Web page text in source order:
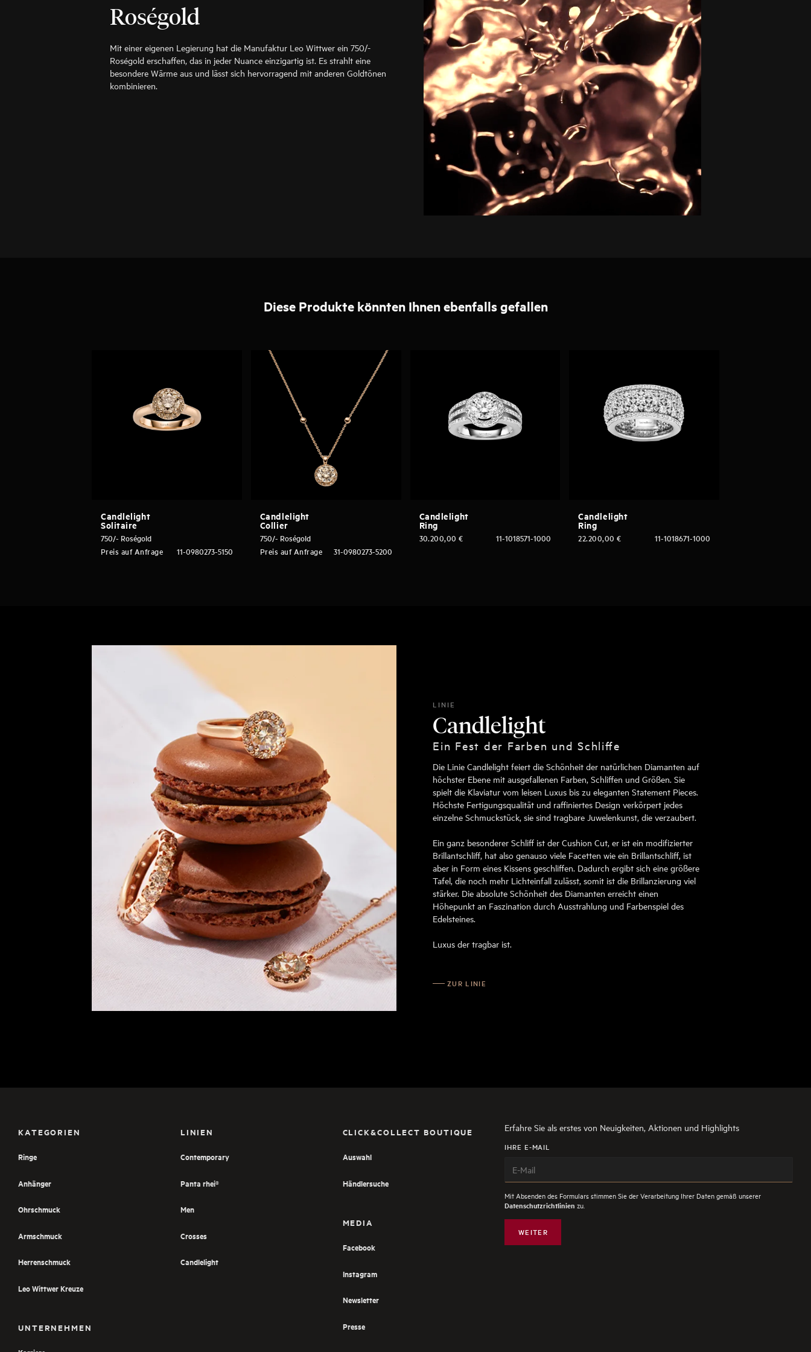
Roségold
Mit einer eigenen Legierung hat die Manufaktur Leo Wittwer ein 750/-
Roségold erschaffen, das in jeder Nuance einzigartig ist. Es strahlt eine
besondere Wärme aus und lässt sich hervorragend mit anderen Goldtönen
kombinieren.
Diese Produkte könnten Ihnen ebenfalls gefallen
Candlelight
Solitaire
750/- Roségold
11-0980273-5150
Preis auf Anfrage
Candlelight
Collier
750/- Roségold
31-0980273-5200
Preis auf Anfrage
Candlelight
Ring
11-1018571-1000
30.200,00€
Candlelight
Ring
11-1018671-1000
22.200,00€
LINIE
Candlelight
Ein Fest der Farben und Schliffe
Die Linie Candlelight feiert die Schönheit der natürlichen Diamanten auf
höchster Ebene mit ausgefallenen Farben, Schliffen und Größen. Sie
spielt die Klaviatur vom leisen Luxus bis zu eleganten Statement Pieces.
Höchste Fertigungsqualität und raffiniertes Design verkörpert jedes
einzelne Schmuckstück, sie sind tragbare Juwelenkunst, die verzaubert.
Ein ganz besonderer Schliff ist der Cushion Cut, er ist ein modifizierter
Brillantschliff, hat also genauso viele Facetten wie ein Brillantschliff, ist
aber in Form eines Kissens geschliffen. Dadurch ergibt sich eine größere
Tafel, die noch mehr Lichteinfall zulässt, somit ist die Brillanzierung viel
stärker. Die absolute Schönheit des Diamanten erreicht einen
Höhepunkt an Faszination durch Ausstrahlung und Farbenspiel des
Edelsteines.
Luxus der tragbar ist.
ZUR LINIE
KATEGORIEN
Ringe
Anhänger
Ohrschmuck
Armschmuck
Herrenschmuck
Leo Wittwer Kreuze
UNTERNEHMEN
LINIEN
Contemporary
Panta rhei®
Men
Crosses
Candlelight
CLICK&COLLECT BOUTIQUE
Auswahl
Händlersuche
MEDIA
Facebook
Instagram
Newsletter
Presse
Erfahre Sie als erstes von Neuigkeiten, Aktionen und Highlights
IHRE E-MAIL
Mit Absenden des Formulars stimmen Sie der Verarbeitung Ihrer Daten gemäß unserer
Datenschutzrichtlinien zu.
WEITER